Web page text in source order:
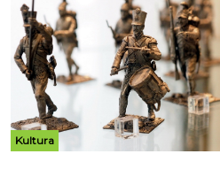
Kultura
Ala - 9
Pokazem
cyny z
Muzeum w